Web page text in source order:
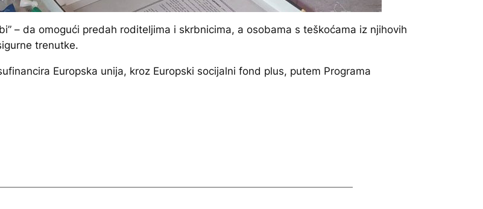
– da omogući predah roditeljima i skrbnicima, a osobama s teškoćama iz njihovih
trenutke.
Europska unija, kroz Europski socijalni fond plus, putem Programa